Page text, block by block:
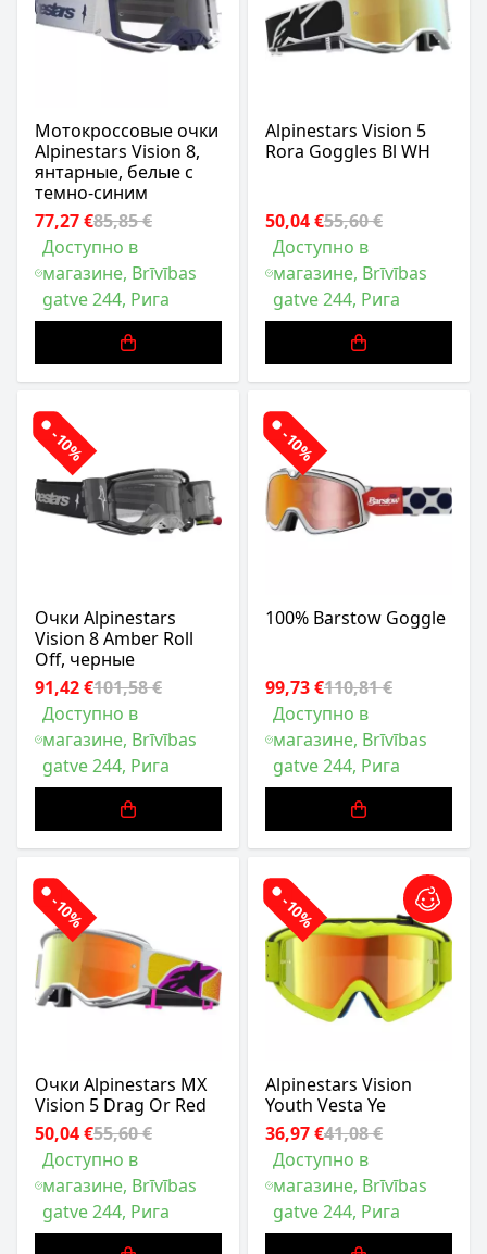
Мотокроссовые очки
Alpinestars Vision 8,
янтарные, белые с
темно-синим
77,27 €85,85 €
Доступно в
магазине, Brīvības
gatve 244, Рига
Alpinestars Vision 5
Rora Goggles Bl WH
50,04 €55,60 €
Доступно в
магазине, Brīvības
gatve 244, Рига
-10%
Очки Alpinestars
Vision 8 Amber Roll
Off, черные
91,42 €101,58 €
Доступно в
магазине, Brīvības
gatve 244, Рига
-10%
100% Barstow Goggle
99,73 €110,81 €
Доступно в
магазине, Brīvības
gatve 244, Рига
-10%
Очки Alpinestars MX
Vision 5 Drag Or Red
50,04 €55,60 €
Доступно в
магазине, Brīvības
gatve 244, Рига
-10%
Alpinestars Vision
Youth Vesta Ye
36,97 €41,08 €
Доступно в
магазине, Brīvības
gatve 244, Рига